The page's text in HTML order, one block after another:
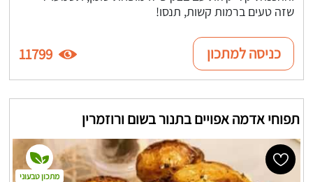
שזה טעים ברמות קשות, תנסו!
כניסה למתכון 11799
תפוחי אדמה אפויים בתנור בשום ורוזמרין
מתכון טבעוני